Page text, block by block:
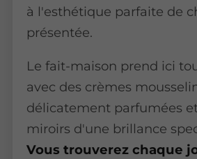
à l'esthétique parfaite de
présentée.
Le fait-maison prend ici
avec des crèmes
délicatement parfumées
miroirs d'une brillance
Vous trouverez chaque